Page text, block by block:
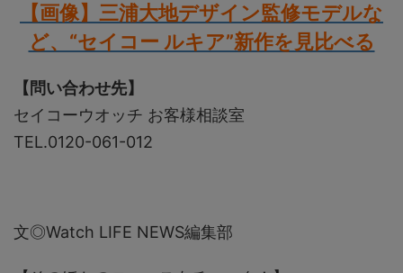
【画像】三浦大地デザイン監修モデルな
ど、“セイコー ルキア”新作を見比べる
【問い合わせ先】
セイコーウオッチ お客様相談室
TEL.0120-061-012
文◎Watch LIFE NEWS編集部